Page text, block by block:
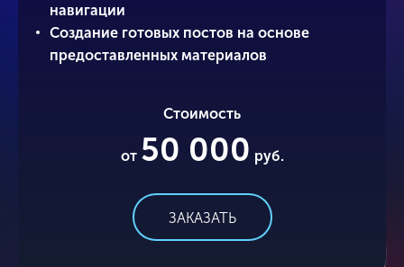
навигации
Создание готовых постов на основе
предоставленных материалов
Стоимость
от 50 000 руб.
ЗАКАЗАТЬ